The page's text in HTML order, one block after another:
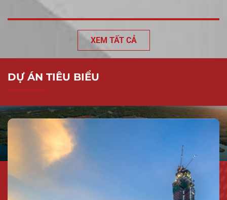
XEM TẤT CẢ
DỰ ÁN TIÊU BIỂU